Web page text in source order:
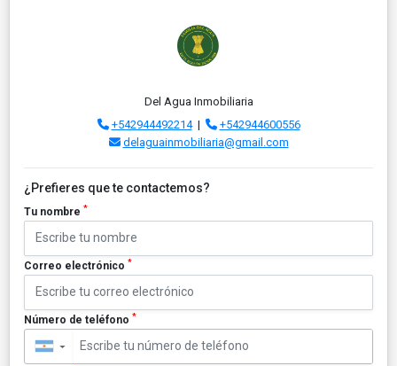
Del Agua Inmobiliaria
+542944492214|
+542944600556
delaguainmobiliaria@gmail.com
¿Prefieres que te contactemos?
Tu nombre *
Correo electrónico *
Número de teléfono *
▼